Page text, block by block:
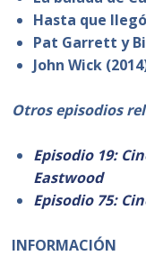
Hasta que
Pat Garrett y
John Wick
Otros episodios
Episodio 19:
Eastwood
Episodio 75:
INFORMACIÓN